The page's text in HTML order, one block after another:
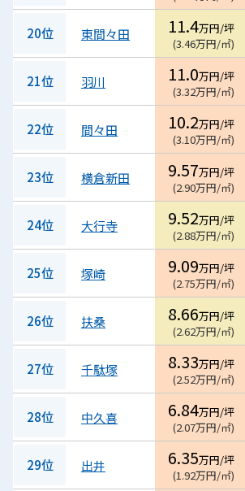
20位 東間々田 11.4万円/坪
(3.46万円/㎡)
21位 羽川 11.0万円/坪
(3.32万円/㎡)
22位 間々田 10.2万円/坪
(3.10万円/㎡)
23位 横倉新田 9.57万円/坪
(2.90万円/㎡)
24位 大行寺 9.52万円/坪
(2.88万円/㎡)
25位 塚崎 9.09万円/坪
(2.75万円/㎡)
26位 扶桑 8.66万円/坪
(2.62万円/㎡)
27位 千駄塚 8.33万円/坪
(2.52万円/㎡)
28位 中久喜 6.84万円/坪
(2.07万円/㎡)
29位 出井 6.35万円/坪
(1.92万円/㎡)